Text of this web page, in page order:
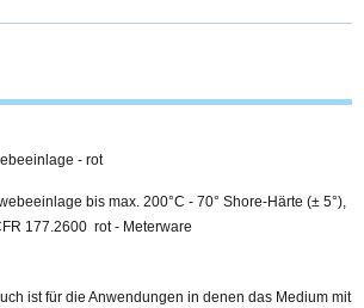
- rot
bis max. 200°C - 70° Shore-Härte (± 5°),
177.2600 rot - Meterware
ist für die Anwendungen in denen das Medium mit